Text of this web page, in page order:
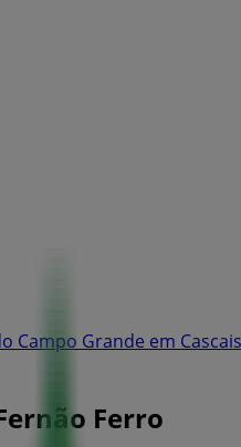
Campo Grande em Cascais
Ferro